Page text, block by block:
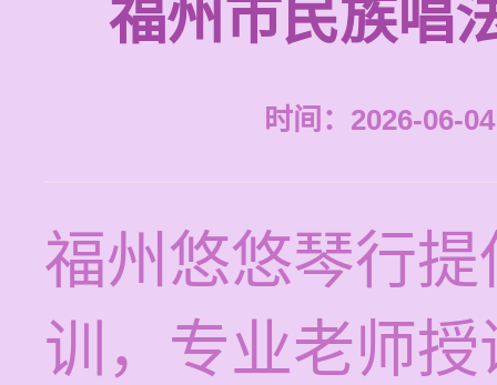
福州市民族唱
时间：2026-06-
福州悠悠琴行
训，专业老师